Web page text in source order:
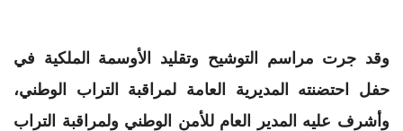
وقد جرت مراسم التوشيح وتقليد الأوسمة الملكية في
حفل احتضنته المديرية العامة لمراقبة التراب الوطني،
وأشرف عليه المدير العام للأمن الوطني ولمراقبة التراب